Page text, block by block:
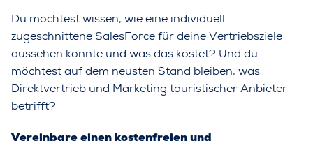
Du möchtest wissen, wie eine individuell
zugeschnittene SalesForce für deine Vertriebsziele
aussehen könnte und was das kostet? Und du
möchtest auf dem neusten Stand bleiben, was
Direktvertrieb und Marketing touristischer Anbieter
betrifft?
Vereinbare einen kostenfreien und